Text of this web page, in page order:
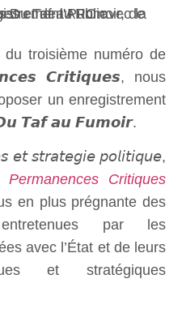
troisième numéro de
𝘾𝙧𝙞𝙩𝙞𝙦𝙪𝙚𝙨, nous
un enregistrement
𝘿𝙪 𝙏𝙖𝙛 𝙖𝙪 𝙁𝙪𝙢𝙤𝙞𝙧.
𝘦𝘵 𝘴𝘵𝘳𝘢𝘵𝘦𝘨𝘪𝘦 𝘱𝘰𝘭𝘪𝘵𝘪𝘲𝘶𝘦,
Permanences Critiques
en plus prégnante des
par les
avec l’État et de leurs
et stratégiques